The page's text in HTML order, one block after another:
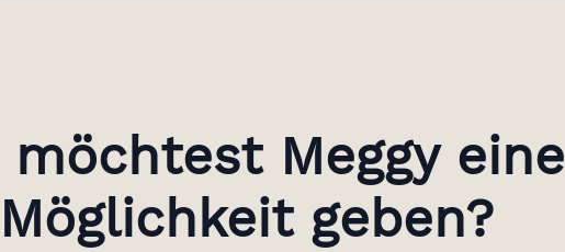
möchtest Meggy eine
geben?